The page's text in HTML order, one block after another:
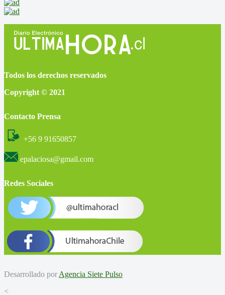
Todos los derechos reservados
Copyright © 2021
Contacto Prensa
+56 9 91650857
epalaciosa@gmail.com
Redes Sociales
Desarrollado por Agencia Siete Pulso
<